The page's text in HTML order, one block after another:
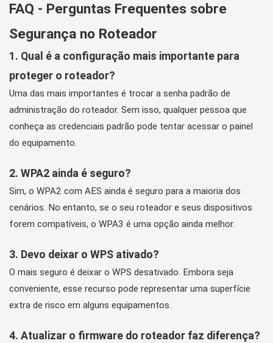
FAQ - Perguntas Frequentes sobre
Segurança no Roteador
1. Qual é a configuração mais importante para
proteger o roteador?
Uma das mais importantes é trocar a senha padrão de
administração do roteador. Sem isso, qualquer pessoa que
conheça as credenciais padrão pode tentar acessar o painel
do equipamento.
2. WPA2 ainda é seguro?
Sim, o WPA2 com AES ainda é seguro para a maioria dos
cenários. No entanto, se o seu roteador e seus dispositivos
forem compatíveis, o WPA3 é uma opção ainda melhor.
3. Devo deixar o WPS ativado?
O mais seguro é deixar o WPS desativado. Embora seja
conveniente, esse recurso pode representar uma superfície
extra de risco em alguns equipamentos.
4. Atualizar o firmware do roteador faz diferença?